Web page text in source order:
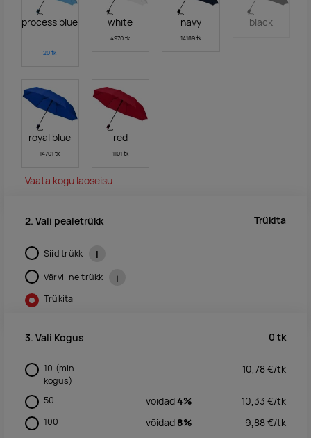
process blue
20tk
white
4970 tk
navy
14189 tk
black
royal blue
14701 tk
red
1101 tk
Vaata kogu laoseisu
2. Vali pealetrükk Trükita
Siiditrükk i
Värviline trükk i
Trükita
3. Vali Kogus 0 tk
10 (min.
kogus)
10,78€/tk
50 võidad4% 10,33 €/tk
100 võidad 8% 9,88€/tk